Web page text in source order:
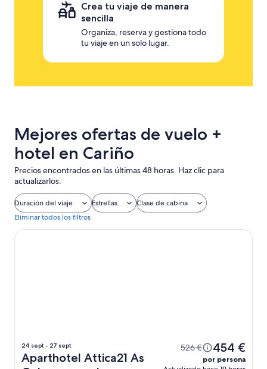
Crea tu viaje de manera
sencilla
Organiza, reserva y gestiona todo
tu viaje en un solo lugar.
Mejores ofertas de vuelo +
hotel en Cariño
Precios encontrados en las últimas 48 horas. Haz clic para
actualizarlos.
Duración del viaje Estrellas
Clase de cabina
Eliminar todos los filtros
24 sept - 27 sept
Aparthotel Attica21 As
526 € 454 €
por persona
Aparthotel Attica21 As Galeras